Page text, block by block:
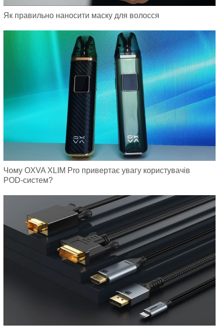
Як правильно наносити маску для волосся
Чому OXVA XLIM Pro привертає увагу користувачів
POD-систем?